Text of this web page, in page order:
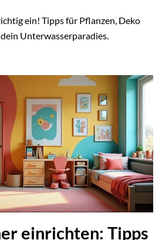
ein! Tipps für Pflanzen, Deko
Unterwasserparadies.
einrichten: Tipps